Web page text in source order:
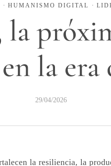
· HUMANISMO DIGITAL ·
la
29/04/2026
la resiliencia, la